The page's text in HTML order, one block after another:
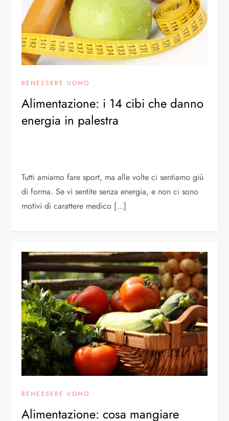
BENESSERE UOMO
Alimentazione: i 14 cibi che danno
energia in palestra
Tutti amiamo fare sport, ma alle volte ci sentiamo giù
di forma. Se vi sentite senza energia, e non ci sono
motivi di carattere medico […]
BENESSERE UOMO
Alimentazione: cosa mangiare